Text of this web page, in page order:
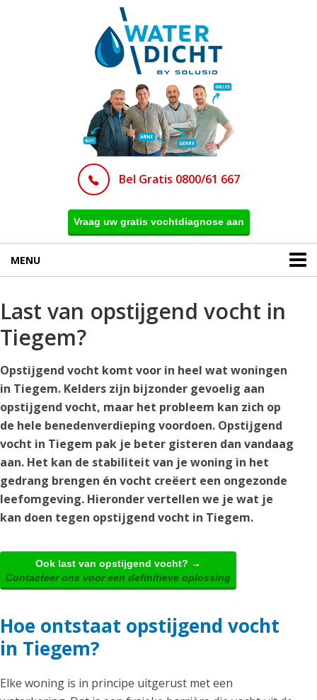
Bel Gratis 0800/61 667
Vraag uw gratis vochtdiagnose aan
MENU
Last van opstijgend vocht in
Tiegem?
Opstijgend vocht komt voor in heel wat woningen
in Tiegem. Kelders zijn bijzonder gevoelig aan
opstijgend vocht, maar het probleem kan zich op
de hele benedenverdieping voordoen. Opstijgend
vocht in Tiegem pak je beter gisteren dan vandaag
aan. Het kan de stabiliteit van je woning in het
gedrang brengen én vocht creëert een ongezonde
leefomgeving. Hieronder vertellen we je wat je
kan doen tegen opstijgend vocht in Tiegem.
Ook last van opstijgend vocht? →
Contacteer ons voor een definitieve oplossing
Hoe ontstaat opstijgend vocht
in Tiegem?
Elke woning is in principe uitgerust met een